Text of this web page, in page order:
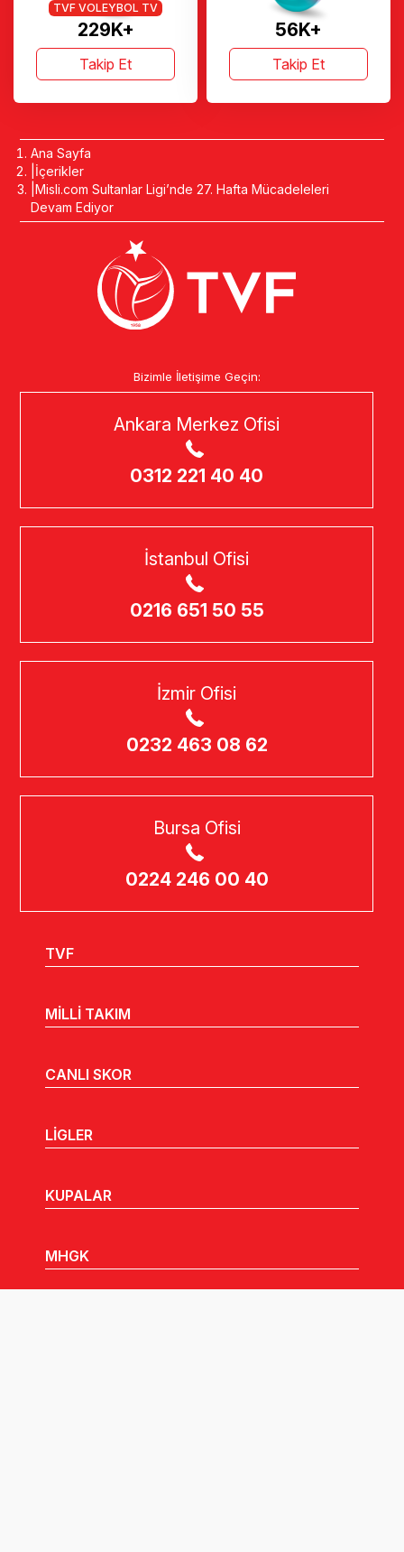
229K+
TVF VOLEYBOL TV
Takip Et
56K+
Takip Et
Ana Sayfa
İçerikler
Misli.com Sultanlar Ligi’nde 27. Hafta Mücadeleleri
Devam Ediyor
Bizimle İletişime Geçin:
Ankara Merkez Ofisi
0312 221 40 40
İstanbul Ofisi
0216 651 50 55
İzmir Ofisi
0232 463 08 62
Bursa Ofisi
0224 246 00 40
TVF
MİLLİ TAKIM
CANLI SKOR
LİGLER
KUPALAR
MHGK